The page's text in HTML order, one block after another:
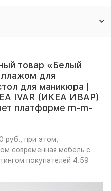
товар «Белый
для
для маникюра |
IVAR (ИКЕА ИВАР)
платформе m-m-
руб., при этом,
современная мебель с
покупателей 4.59